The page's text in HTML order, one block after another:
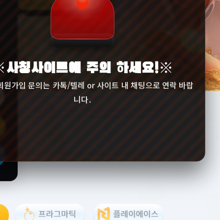
칭사이트에 주의 하세요!※
원가입 문의는 카톡/텔레 or 사이트 내 채팅으로 연락 바랍
니다.